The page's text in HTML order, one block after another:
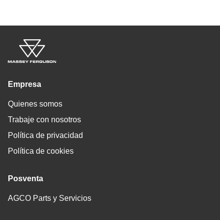
Empresa
Quienes somos
Trabaje con nosotros
Política de privacidad
Política de cookies
Posventa
AGCO Parts y Servicios